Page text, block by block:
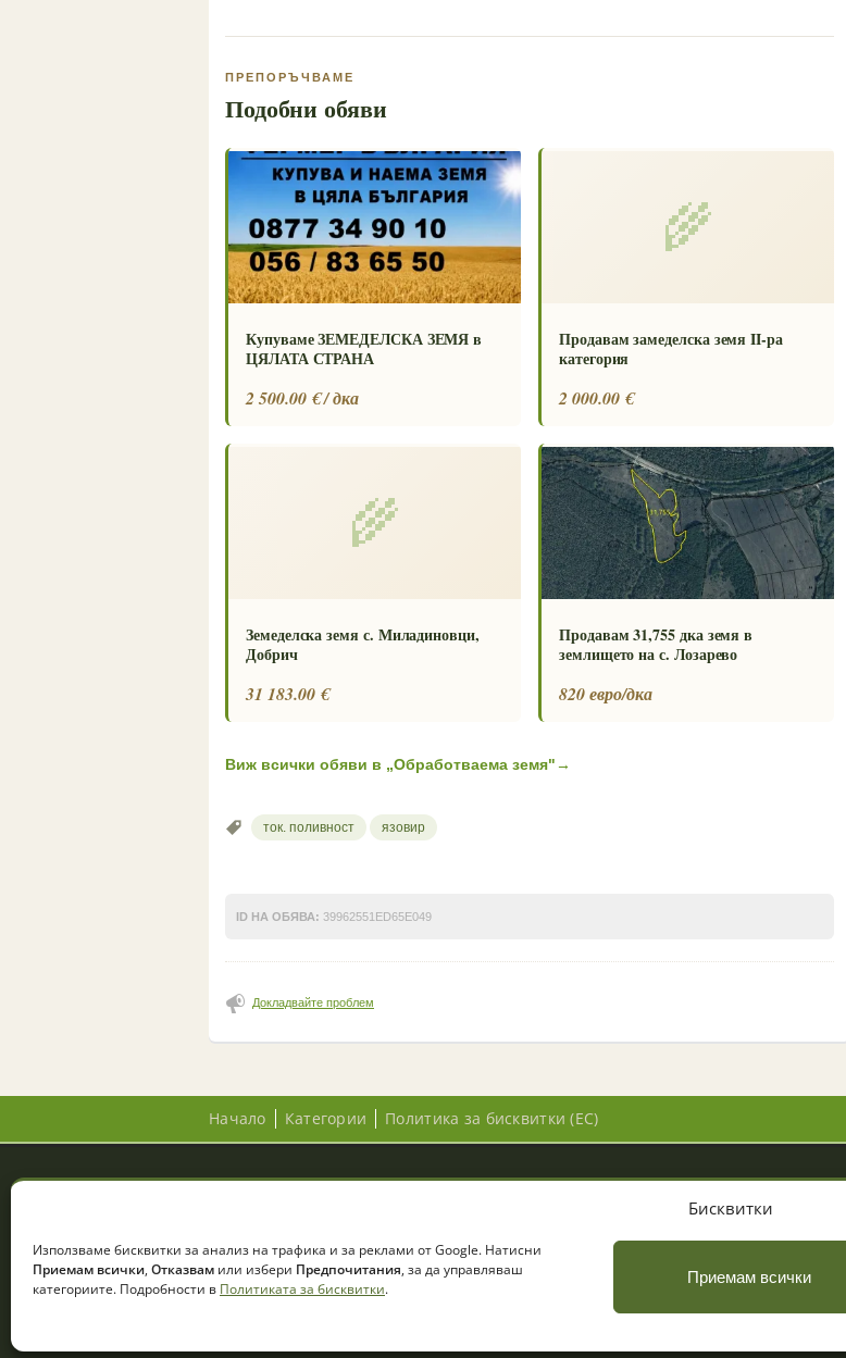
Бисквитки
Използваме бисквитки за анализ на трафика и за реклами от Google. Натисни
Приемам всички, Отказвам или избери Предпочитания, за да управляваш
категориите. Подробности в Политиката за бисквитки.
Приемам всички
ПРЕПОРЪЧВАМЕ
Подобни обяви
Купуваме ЗЕМЕДЕЛСКА ЗЕМЯ в
ЦЯЛАТА СТРАНА
2 500.00 € / дка
🌾
Продавам замеделска земя II-ра
категория
2 000.00 €
🌾
Земеделска земя с. Миладиновци,
Добрич
31 183.00 €
Продавам 31,755 дка земя в
землището на с. Лозарево
820 евро/дка
Виж всички обяви в „Обработваема земя"→
ток. поливност язовир
ID НА ОБЯВА: 39962551ED65E049
Докладвайте проблем
Начало Категории Политика за бисквитки (ЕС)
© 2026 Zemedelec.net. Всички права запазени